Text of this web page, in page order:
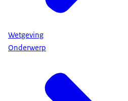
Wetgeving
Onderwerp